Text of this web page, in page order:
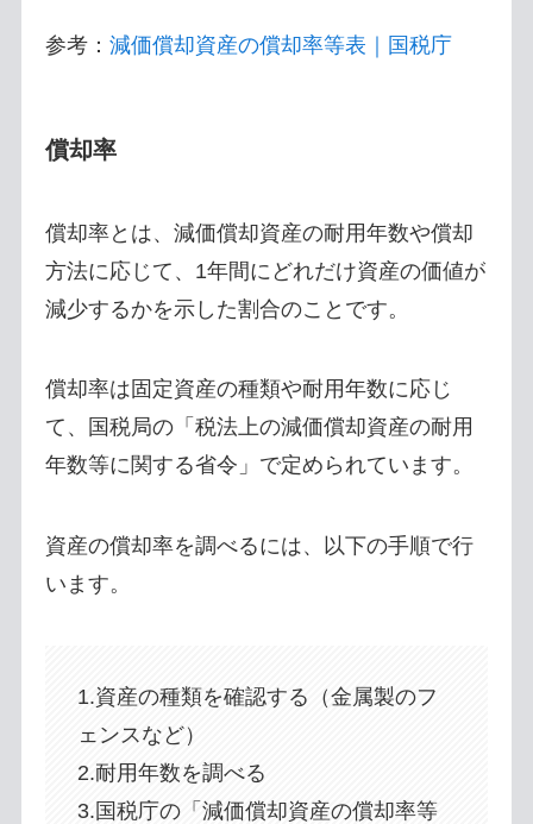
参考： 減価償却資産の償却率等表｜国税庁
償却率
償却率とは、減価償却資産の耐用年数や償却
方法に応じて、1年間にどれだけ資産の価値が
減少するかを示した割合のことです。
償却率は固定資産の種類や耐用年数に応じ
て、国税局の「税法上の減価償却資産の耐用
年数等に関する省令」で定められています。
資産の償却率を調べるには、以下の手順で行
います。
1.資産の種類を確認する（金属製のフ
ェンスなど）
2.耐用年数を調べる
3.国税庁の「減価償却資産の償却率等